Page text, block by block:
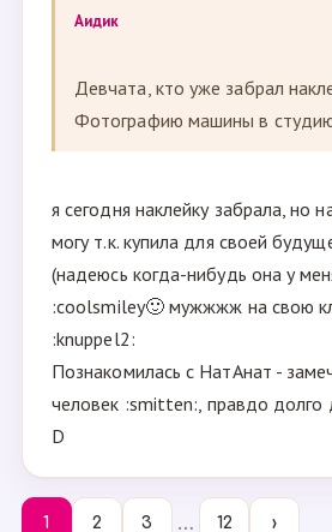
Аидик
Девчата, кто уже забрал
Фотографию машины в
я сегодня наклейку забрала, но
могу т.к. купила для своей
(надеюсь когда-нибудь она у
:coolsmiley🙂 мужжжж на свою
:knuppel2:
Познакомилась с НатАнат -
человек :smitten:, правдо
D
1 2 3 … 12 ›